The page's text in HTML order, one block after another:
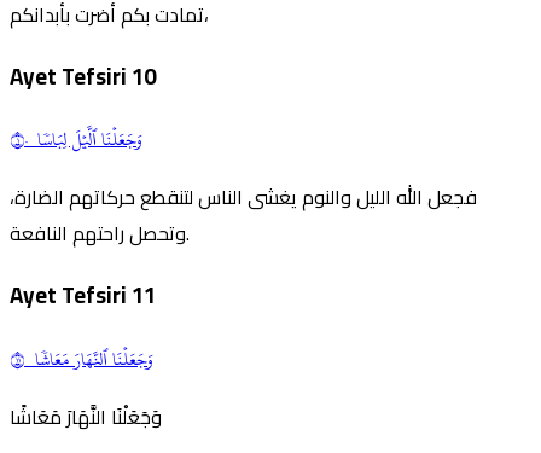
تمادت بكم أضرت بأبدانكم،
Ayet Tefsiri10
وَجَعَلۡنَا ٱلَّيۡلَ لِبَاسٗا ١٠
فجعل الله الليل والنوم يغشى الناس لتنقطع حركاتهم الضارة،
وتحصل راحتهم النافعة.
Ayet Tefsiri11
وَجَعَلۡنَا ٱلنَّهَارَ مَعَاشٗا ١١
وَجَعَلْنَا النَّهَارَ مَعَاشًا